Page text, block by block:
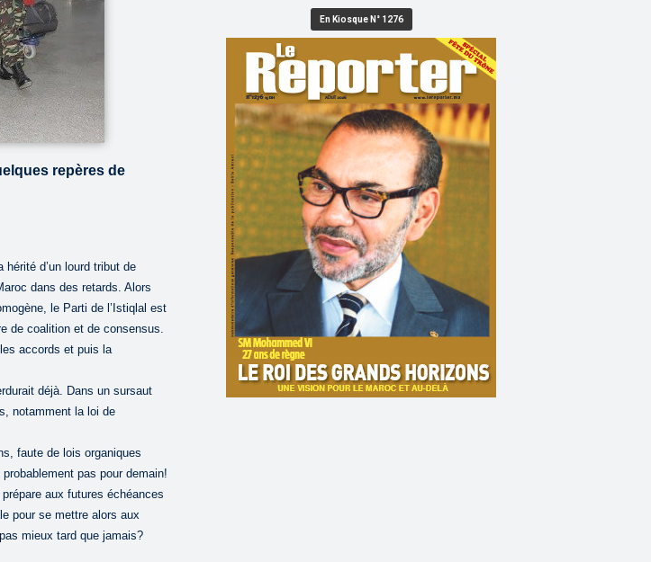
repères de
d’un lourd tribut de
dans des retards. Alors
le Parti de l’Istiqlal est
de coalition et de consensus.
accords et puis la
déjà. Dans un sursaut
notamment la loi de
faute de lois organiques
pas pour demain!
aux futures échéances
pour se mettre alors aux
mieux tard que jamais?
En Kiosque N° 1276